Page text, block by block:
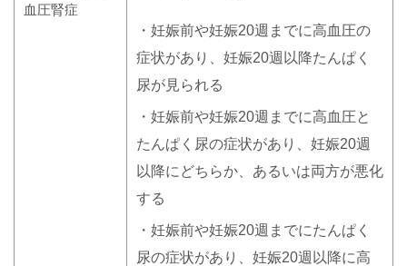
血圧腎症
・妊娠前や妊娠20週までに高血圧の
症状があり、妊娠20週以降たんぱく
尿が見られる
・妊娠前や妊娠20週までに高血圧と
たんぱく尿の症状があり、妊娠20週
以降にどちらか、あるいは両方が悪化
する
・妊娠前や妊娠20週までにたんぱく
尿の症状があり、妊娠20週以降に高